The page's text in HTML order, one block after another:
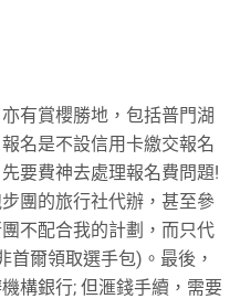
有賞櫻勝地，包括普門湖
名是不設信用卡繳交報名
要費神去處理報名費問題!
團的旅行社代辦，甚至參
不配合我的計劃，而只代
首爾領取選手包)。最後，
構銀行; 但滙錢手續，需要